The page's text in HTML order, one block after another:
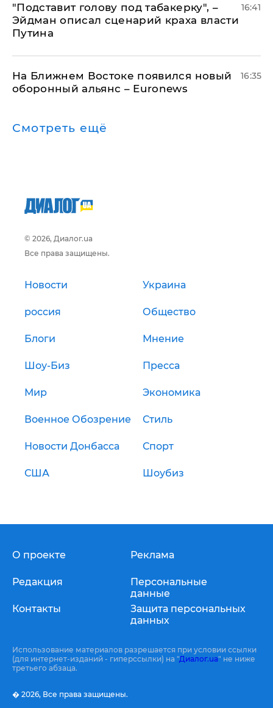
​"Подставит голову под табакерку", –
Эйдман описал сценарий краха власти
Путина
16:41
На Ближнем Востоке появился новый
оборонный альянс – Euronews
16:35
Смотреть ещё
© 2026, Диалог.ua
Все права защищены.
Новости Украина
россия Общество
Блоги Мнение
Шоу-Биз Пресса
Мир Экономика
Военное Обозрение Стиль
Новости Донбасса Спорт
США Шоубиз
О проекте
Редакция
Контакты
Реклама
Персональные
данные
Защита персональных
данных
Использование материалов разрешается при условии ссылки
(для интернет-изданий - гиперссылки) на "Диалог.ua" не ниже
третьего абзаца.
� 2026, Все права защищены.